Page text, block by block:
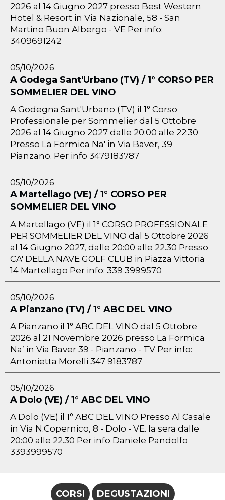
2026 al 14 Giugno 2027 presso Best Western
Hotel & Resort in Via Nazionale, 58 - San
Martino Buon Albergo - VE Per info:
3409691242
05/10/2026
A Godega Sant'Urbano (TV) / 1° CORSO PER
SOMMELIER DEL VINO
A Godegna Sant'Urbano (TV) il 1° Corso
Professionale per Sommelier dal 5 Ottobre
2026 al 14 Giugno 2027 dalle 20:00 alle 22:30
Presso La Formica Na' in Via Baver, 39
Pianzano. Per info 3479183787
05/10/2026
A Martellago (VE) / 1° CORSO PER
SOMMELIER DEL VINO
A Martellago (VE) il 1° CORSO PROFESSIONALE
PER SOMMELIER DEL VINO dal 5 Ottobre 2026
al 14 Giugno 2027, dalle 20:00 alle 22.30 Presso
CA' DELLA NAVE GOLF CLUB in Piazza Vittoria
14 Martellago Per info: 339 3999570
05/10/2026
A Pianzano (TV) / 1° ABC DEL VINO
A Pianzano il 1° ABC DEL VINO dal 5 Ottobre
2026 al 21 Novembre 2026 presso La Formica
Na’ in Via Baver 39 - Pianzano - TV Per info:
Antonietta Morelli 347 9183787
05/10/2026
A Dolo (VE) / 1° ABC DEL VINO
A Dolo (VE) il 1° ABC DEL VINO Presso Al Casale
in Via N.Copernico, 8 - Dolo - VE. la sera dalle
20:00 alle 22.30 Per info Daniele Pandolfo
3393999570
CORSI DEGUSTAZIONI